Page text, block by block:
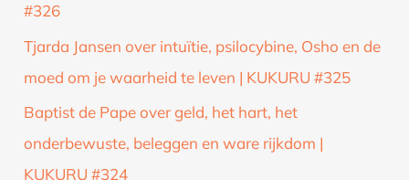
#326
Tjarda Jansen over intuïtie, psilocybine, Osho en de
moed om je waarheid te leven | KUKURU #325
Baptist de Pape over geld, het hart, het
onderbewuste, beleggen en ware rijkdom |
KUKURU #324